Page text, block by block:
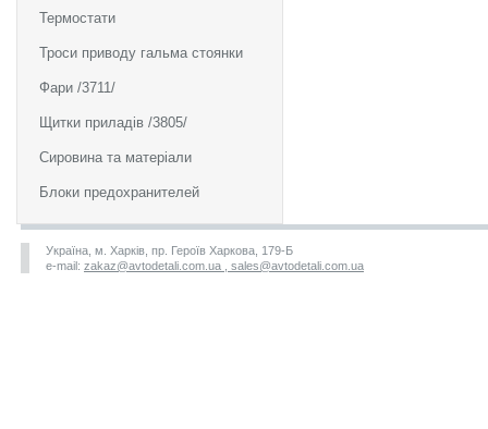
Термостати
Троси приводу гальма стоянки
Фари /3711/
Щитки приладів /3805/
Сировина та матеріали
Блоки предохранителей
Україна, м. Харків, пр. Героїв Харкова, 179-Б
e-mail: zakaz@avtodetali.com.ua , sales@avtodetali.com.ua